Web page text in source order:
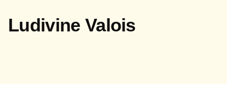
Ludivine Valois